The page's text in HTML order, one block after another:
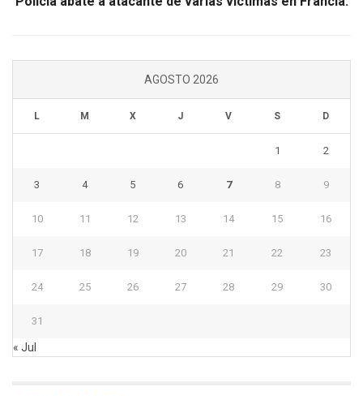
AGOSTO 2026
L M X J V S D
1 2
3 4 5 6 7 8 9
10 11 12 13 14 15 16
17 18 19 20 21 22 23
24 25 26 27 28 29 30
31
« Jul